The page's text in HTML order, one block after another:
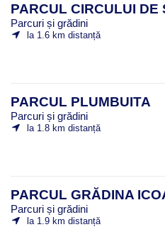
PARCUL CIRCULUI DE
Parcuri și grădini
la 1.6 km distanță
PARCUL PLUMBUITA
Parcuri și grădini
la 1.8 km distanță
PARCUL GRĂDINA
Parcuri și grădini
la 1.9 km distanță